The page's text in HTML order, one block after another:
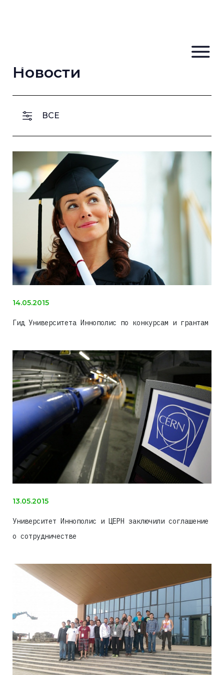
Новости
ВСЕ
14.05.2015
Гид Университета Иннополис по конкурсам и грантам
13.05.2015
Университет Иннополис и ЦЕРН заключили соглашение
о сотрудничестве